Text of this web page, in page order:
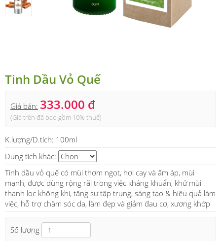
Tinh Dầu Vỏ Quế
Giá bán: 333.000 đ
(Giá trên đã bao gồm 10% thuế)
K.lượng/D.tích: 100ml
Dung tích khác:
Tinh dầu vỏ quế có mùi thơm ngọt, hơi cay và ấm áp, mùi
mạnh, được dùng rộng rãi trong việc kháng khuẩn, khử mùi
thanh lọc không khí, tăng sự tập trung, sáng tạo & hiệu quả làm
việc, hỗ trợ chăm sóc da, làm đẹp và giảm đau cơ, xương khớp
Số lượng